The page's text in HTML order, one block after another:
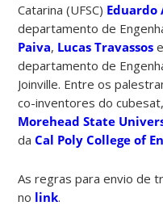
Catarina (UFSC) Eduardo
departamento de
Paiva, Lucas Travassos
departamento de
Joinville. Entre os
co-inventores do cubesat,
Morehead State
daCal Poly College of
As regras para envio de
no link.